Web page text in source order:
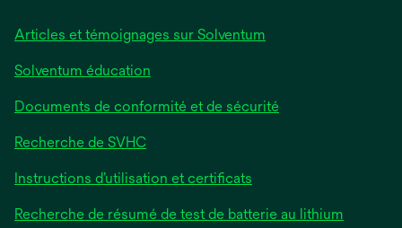
onglet
Articles et témoignages sur Solventum
Solventum éducation
Documents de conformité et de sécurité
Recherche de SVHC
Instructions d’utilisation et certificats
Recherche de résumé de test de batterie au lithium